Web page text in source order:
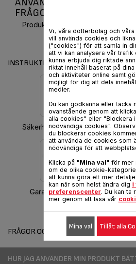
FRÅGOR INICIO 15
Produktkod :
INSTRUKTIONER & GARANTI
Säkerhetsinstruktioner
Garantiinformation
FRÅGOR OCH SVAR
HUR JAG ANVÄNDER MIN PRODUKT
Vi, våra dotterbolag och våra
vill använda cookies och
("cookies") för att samla in
att vi kan analysera vår trafik
kunna erbjuda dig riktade
riktat innehåll baserat på
och aktiviteter online samt
möjligt för dig att dela
medier.
Du kan godkänna eller tacka
ovanstående genom att
alla cookies" eller "Blockera
nödvändiga cookies".
du blockerar cookies
att använda de cookies som
nödvändiga för att
Klicka på "Mina val" för mer
om de olika cookie-
att kunna göra ett mer
kan när som helst ändra dig i
preferenscenter. Du kan ta
mer genom att läsa vår
Mina val Tillåt alla